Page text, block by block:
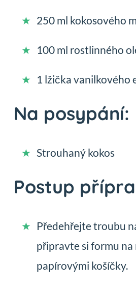
250 ml kokosového
100 ml rostlinného
1 lžička vanilkového
Na posypání:
Strouhaný kokos
Postup
Předehřejte troubu
připravte si formu na
papírovými košíčky.